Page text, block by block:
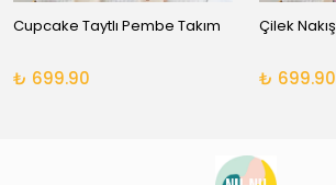
Cupcake Taytlı Pembe Takım
₺ 699.90 ₺ 699.90